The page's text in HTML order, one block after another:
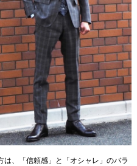
、「信頼感」と「オシャレ」のバラ